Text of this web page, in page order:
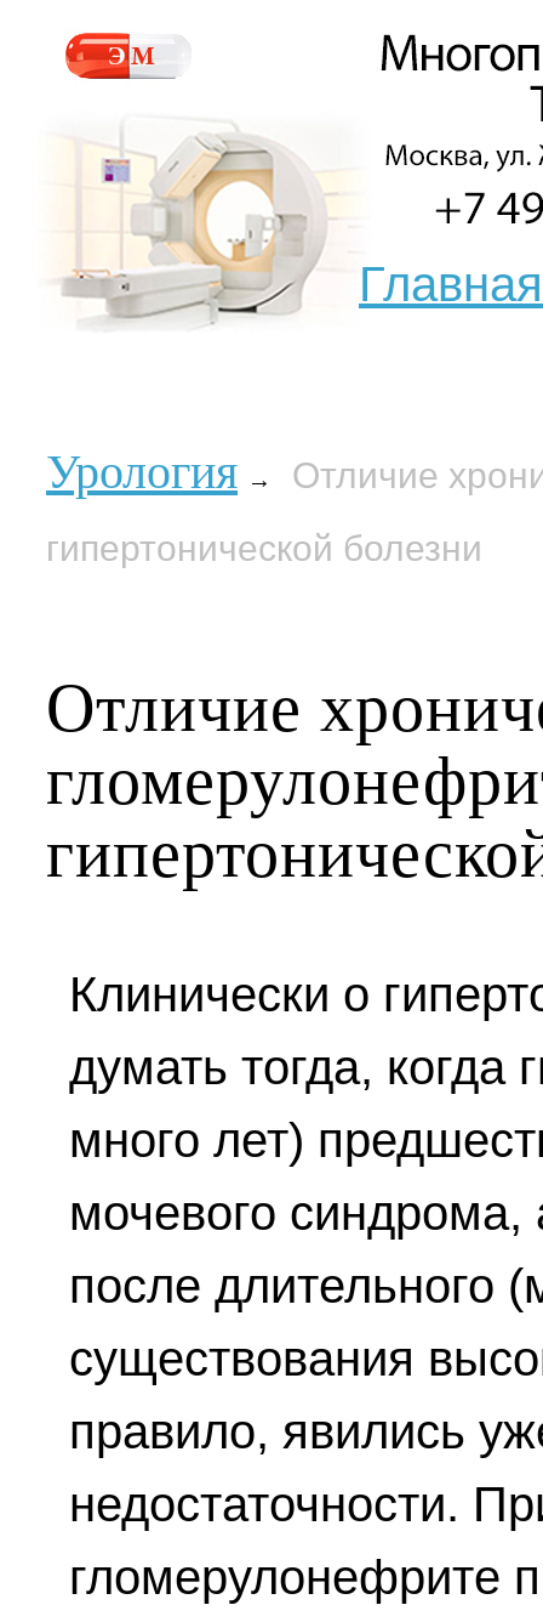
Главная
Урология →
Отличие
гипертонической болезни
Отличие
Клинически о
думать тогда, когда
много лет)
мочевого синдрома,
после длительного
существования
правило, явились
недостаточности.
гломерулонефрите